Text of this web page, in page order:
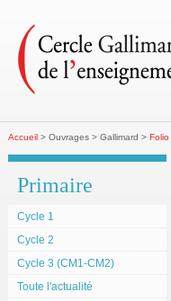
Accueil > Ouvrages > Gallimard > Folio
Primaire
Cycle 1
Cycle 2
Cycle 3 (CM1-CM2)
Toute l'actualité